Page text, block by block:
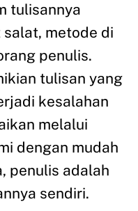
tulisannya
metode di
penulis.
tulisan yang
kesalahan
melalui
dengan mudah
penulis adalah
sendiri.